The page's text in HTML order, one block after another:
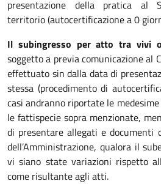
presentazione della pratica al
territorio (autocertificazione a 0
Il subingresso per atto tra vivi
soggetto a previa comunicazione al
effettuato sin dalla data di
stessa (procedimento di
casi andranno riportate le
le fattispecie sopra menzionate,
di presentare allegati e documenti
dell’Amministrazione, qualora il
vi siano state variazioni rispetto
come risultante agli atti.